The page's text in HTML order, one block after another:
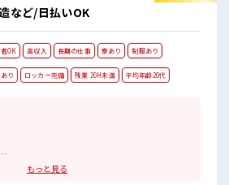
など/日払いOK
OK 高収入 長期の仕事 寮あり 制服あり
り ロッカー完備 残業 20H未満 平均年齢20代
という県内の方もOK！
もっと見る